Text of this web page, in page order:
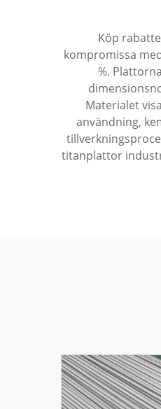
Köp
kompromissa
%.
Materialet
användning,
titanplattor